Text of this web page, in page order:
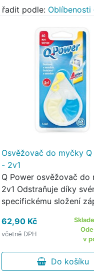
řadit podle: Oblíbenosti
Osvěžovač do myčky
- 2v1
Q Power osvěžovač do
2v1 Odstraňuje díky
specifickému složení
vůni,která provoní vaší
po dobu několika týdnů
Varování:H317 …
62,90 Kč
včetně DPH
v
Do košíku